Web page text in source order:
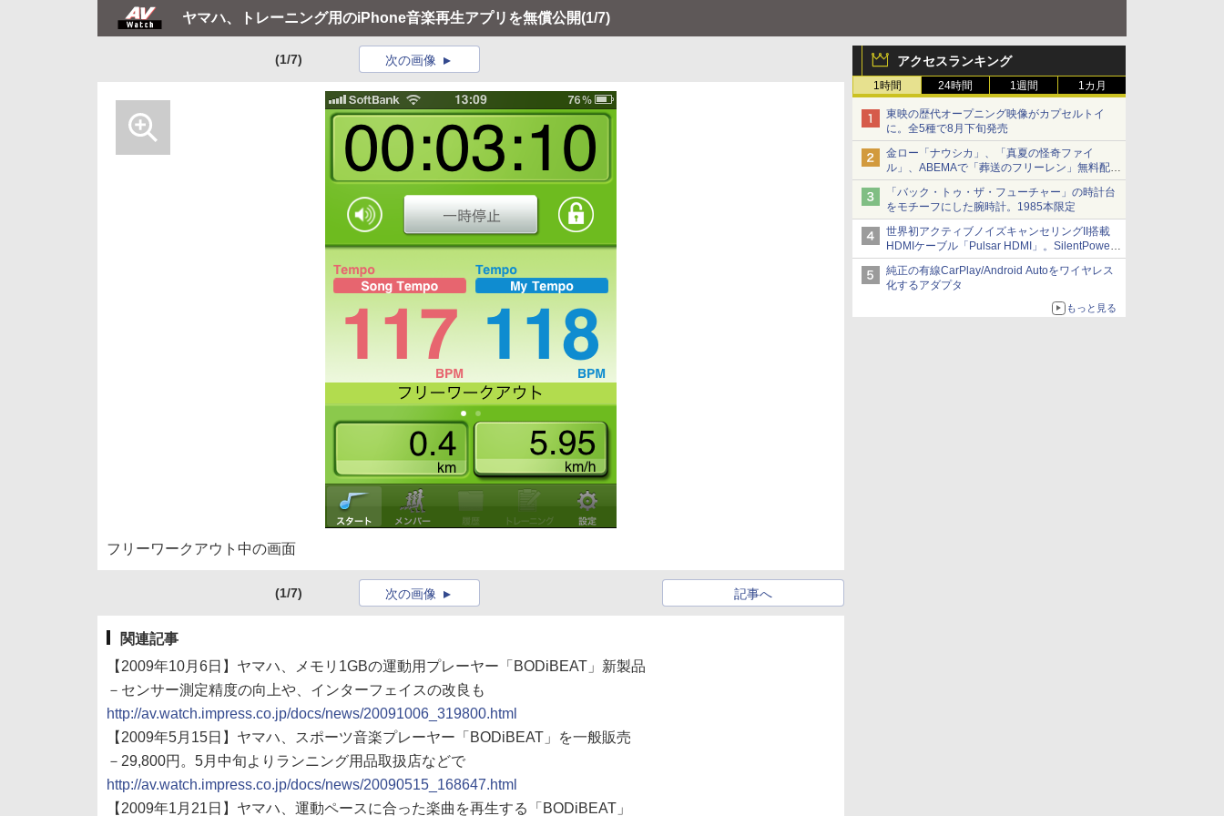
ヤマハ、トレーニング用のiPhone音楽再生アプリを無償公開(1/7)
アクセスランキング
1時間 24時間 1週間 1カ月
東映の歴代オープニング映像がカプセルトイ
に。全5種で8月下旬発売
金ロー「ナウシカ」、「真夏の怪奇ファイ
ル」、ABEMAで「葬送のフリーレン」無料配信
など。夏の特番・配信情報
「バック・トゥ・ザ・フューチャー」の時計台
をモチーフにした腕時計。1985本限定
世界初アクティブノイズキャンセリングII搭載
HDMIケーブル「Pulsar HDMI」。SilentPower
から
純正の有線CarPlay/Android Autoをワイヤレス
化するアダプタ
もっと見る
(1/7) 次の画像
フリーワークアウト中の画面
(1/7) 記事へ
次の画像
関連記事
【2009年10月6日】ヤマハ、メモリ1GBの運動用プレーヤー「BODiBEAT」新製品
－センサー測定精度の向上や、インターフェイスの改良も
http://av.watch.impress.co.jp/docs/news/20091006_319800.html
【2009年5月15日】ヤマハ、スポーツ音楽プレーヤー「BODiBEAT」を一般販売
－29,800円。5月中旬よりランニング用品取扱店などで
http://av.watch.impress.co.jp/docs/news/20090515_168647.html
【2009年1月21日】ヤマハ、運動ペースに合った楽曲を再生する「BODiBEAT」